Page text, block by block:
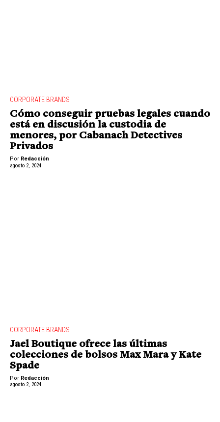
CORPORATE BRANDS
Cómo conseguir pruebas legales cuando
está en discusión la custodia de
menores, por Cabanach Detectives
Privados
Por Redacción
agosto 2, 2024
CORPORATE BRANDS
Jael Boutique ofrece las últimas
colecciones de bolsos Max Mara y Kate
Spade
Por Redacción
agosto 2, 2024